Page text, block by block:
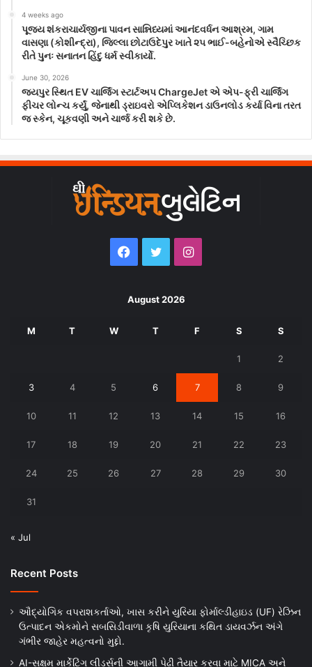
4 weeks ago
પૂજ્ય શંકરાચાર્યજીના પાવન સાન્નિધ્યમાં આનંદવર્ધન આશ્રમ, ગામ
વાસણા (કોશીન્દ્રા), જિલ્લા છોટાઉદેપુર ખાતે ૨૫ ભાઈ-બહેનોએ સ્વૈચ્છિક
રીતે પુનઃ સનાતન હિંદુ ધર્મ સ્વીકાર્યો.
June 30, 2026
જયપુર સ્થિત EV ચાર્જિંગ સ્ટાર્ટઅપ ChargeJet એ એપ-ફ્રી ચાર્જિંગ
ફીચર લોન્ચ કર્યું, જેનાથી ડ્રાઇવરો એપ્લિકેશન ડાઉનલોડ કર્યા વિના તરત
જ સ્કેન, ચૂકવણી અને ચાર્જ કરી શકે છે.
Facebook
TwitterInstagram
August 2026
M T W T F S S
1 2
3 4 5 6 7 8 9
10 11 12 13 14 15 16
17 18 19 20 21 22 23
24 25 26 27 28 29 30
31
« Jul
Recent Posts
ઔદ્યોગિક વપરાશકર્તાઓ, ખાસ કરીને યુરિયા ફોર્માલ્ડીહાઇડ (UF) રેઝિન
ઉત્પાદન એકમોને સબસિડીવાળા કૃષિ યુરિયાના કથિત ડાયવર્ઝન અંગે
ગંભીર જાહેર મહત્વનો મુદ્દો.
AI-સક્ષમ માર્કેટિંગ લીડર્સની આગામી પેઢી તૈયાર કરવા માટે MICA અને